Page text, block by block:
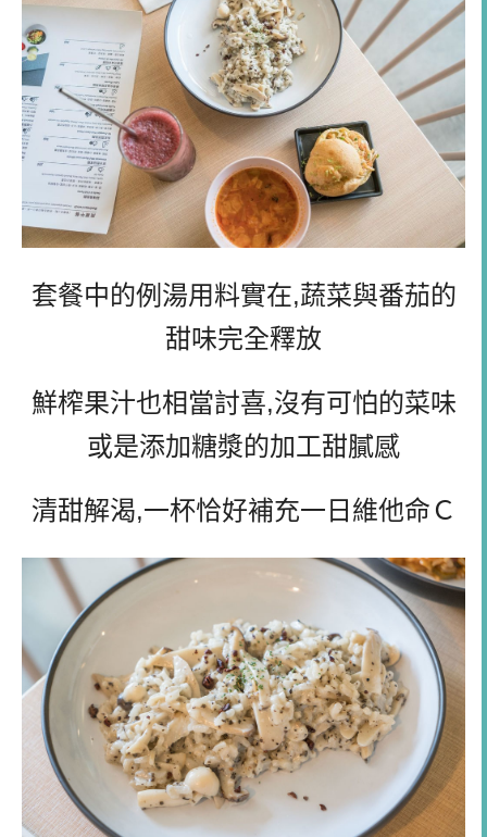
套餐中的例湯用料實在,蔬菜與番茄的
甜味完全釋放
鮮榨果汁也相當討喜,沒有可怕的菜味
或是添加糖漿的加工甜膩感
清甜解渴,一杯恰好補充一日維他命Ｃ